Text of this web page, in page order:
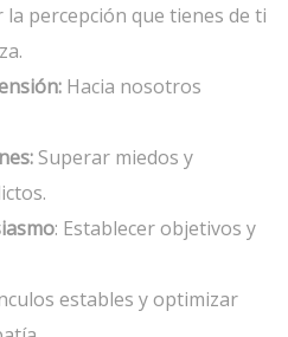
percepción que tienes de ti
Hacia nosotros
Superar miedos y
: Establecer objetivos y
estables y optimizar